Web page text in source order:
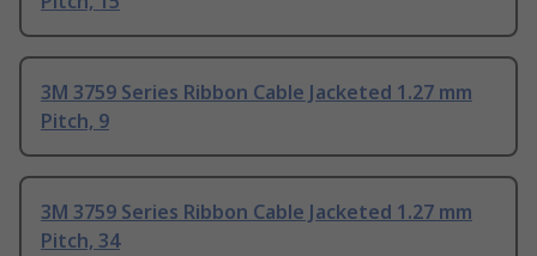
3M 3759 Series Ribbon Cable Jacketed 1.27 mm
Pitch, 9
3M 3759 Series Ribbon Cable Jacketed 1.27 mm
Pitch, 34